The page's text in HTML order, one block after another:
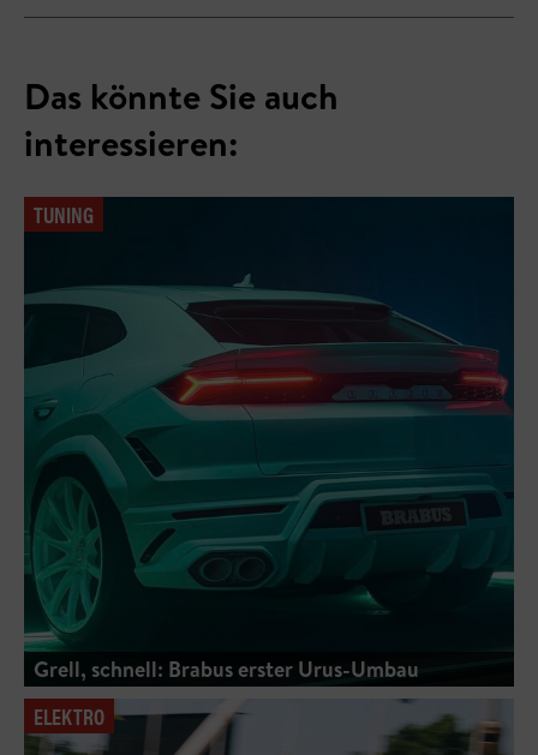
Das könnte Sie auch
interessieren:
TUNING
Grell, schnell: Brabus erster Urus-Umbau
ELEKTRO